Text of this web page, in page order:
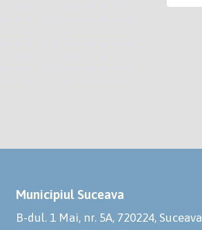
Municipiul Suceava
B-dul. 1 Mai, nr. 5A, 720224, Suceava